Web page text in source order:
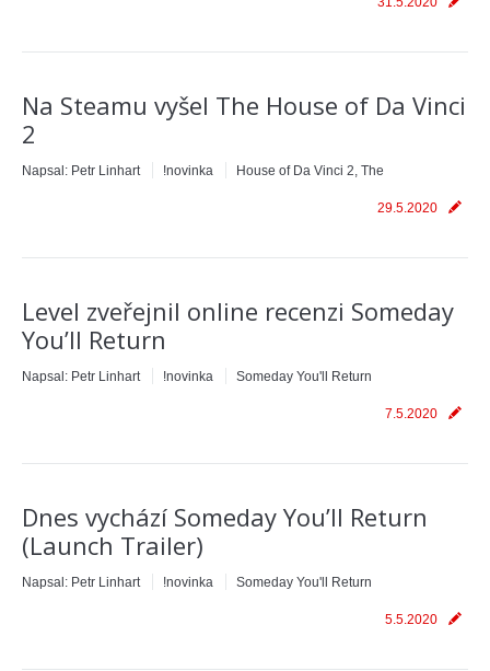
Na Steamu vyšel The House of Da Vinci
2
Napsal: Petr Linhart !novinka House of Da Vinci 2, The
29.5.2020
Level zveřejnil online recenzi Someday
You’ll Return
Napsal: Petr Linhart !novinka Someday You'll Return
7.5.2020
Dnes vychází Someday You’ll Return
(Launch Trailer)
Napsal: Petr Linhart !novinka Someday You'll Return
5.5.2020